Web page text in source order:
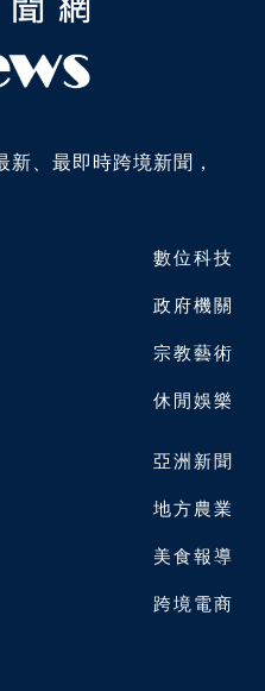
數位科技
政府機關
宗教藝術
休閒娛樂
亞洲新聞
地方農業
美食報導
跨境電商
、最即時跨境新聞，